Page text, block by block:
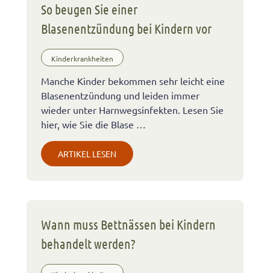
So beugen Sie einer
Blasenentzündung bei Kindern vor
Kinderkrankheiten
Manche Kinder bekommen sehr leicht eine
Blasenentzündung und leiden immer
wieder unter Harnwegsinfekten. Lesen Sie
hier, wie Sie die Blase …
ARTIKEL LESEN
Wann muss Bettnässen bei Kindern
behandelt werden?